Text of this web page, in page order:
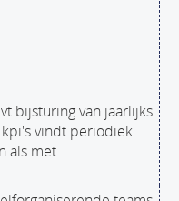
bijsturing van jaarlijks
vindt periodiek
als met